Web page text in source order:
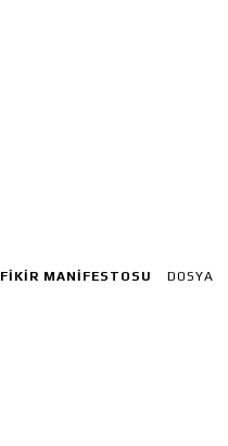
FİKİR MANIFESTOSU DOSYA